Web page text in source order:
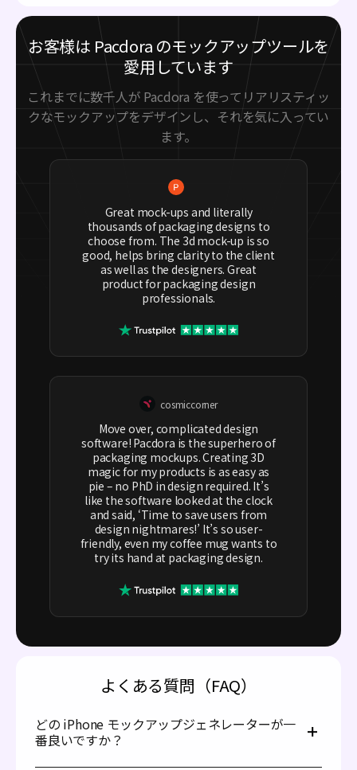
お客様は Pacdora のモックアップツールを
愛用しています
これまでに数千人が Pacdora を使ってリアリスティッ
クなモックアップをデザインし、それを気に入ってい
ます。
Great mock-ups and literally
thousands of packaging designs to
choose from. The 3d mock-up is so
good, helps bring clarity to the client
as well as the designers. Great
product for packaging design
professionals.
cosmiccorner
Move over, complicated design
software! Pacdora is the superhero of
packaging mockups. Creating 3D
magic for my products is as easy as
pie – no PhD in design required. It’s
like the software looked at the clock
and said, ‘Time to save users from
design nightmares!’ It’s so user-
friendly, even my coffee mug wants to
try its hand at packaging design.
よくある質問（FAQ）
どの iPhone モックアップジェネレーターが一
番良いですか？